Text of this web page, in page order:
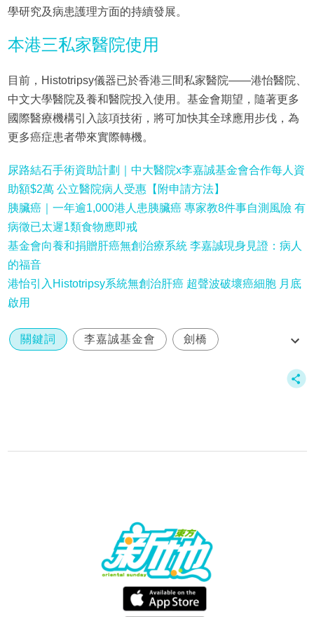
學研究及病患護理方面的持續發展。
本港三私家醫院使用
目前，Histotripsy儀器已於香港三間私家醫院——港怡醫院、
中文大學醫院及養和醫院投入使用。基金會期望，隨著更多
國際醫療機構引入該項技術，將可加快其全球應用步伐，為
更多癌症患者帶來實際轉機。
尿路結石手術資助計劃｜中大醫院x李嘉誠基金會合作每人資
助額$2萬 公立醫院病人受惠【附申請方法】
胰臟癌｜一年逾1,000港人患胰臟癌 專家教8件事自測風險 有
病徵已太遲1類食物應即戒
基金會向養和捐贈肝癌無創治療系統 李嘉誠現身見證：病人
的福音
港怡引入Histotripsy系統無創治肝癌 超聲波破壞癌細胞 月底
啟用
關鍵詞 李嘉誠基金會 劍橋